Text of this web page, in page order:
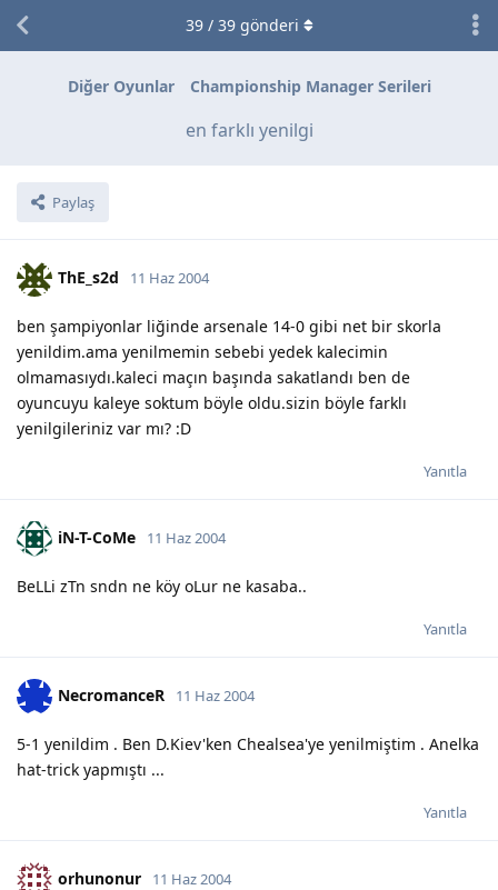
Diğer Oyunlar Championship Manager Serileri
en farklı yenilgi
Paylaş
39/ 39gönderi
ThE_s2d 11 Haz 2004
ben şampiyonlar liğinde arsenale 14-0 gibi net bir skorla
yenildim.ama yenilmemin sebebi yedek kalecimin
olmamasıydı.kaleci maçın başında sakatlandı ben de
oyuncuyu kaleye soktum böyle oldu.sizin böyle farklı
yenilgileriniz var mı? :D
Yanıtla
iN-T-CoMe 11 Haz 2004
BeLLi zTn sndn ne köy oLur ne kasaba..
Yanıtla
NecromanceR 11 Haz 2004
5-1 yenildim . Ben D.Kiev'ken Chealsea'ye yenilmiştim . Anelka
hat-trick yapmıştı ...
Yanıtla
orhunonur 11 Haz 2004